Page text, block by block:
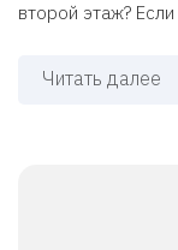
второй этаж?
Читать далее